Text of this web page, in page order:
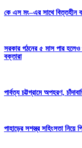
কে এস মং–এর সাথে বিত্তহীন
সরকার গঠনের ৫ মাস পার হলেও
বক্তারা
পার্বত্য চট্টগ্রামে অপহরণ,
পাহাড়ের সশস্ত্র সহিংসতা নিয়ে